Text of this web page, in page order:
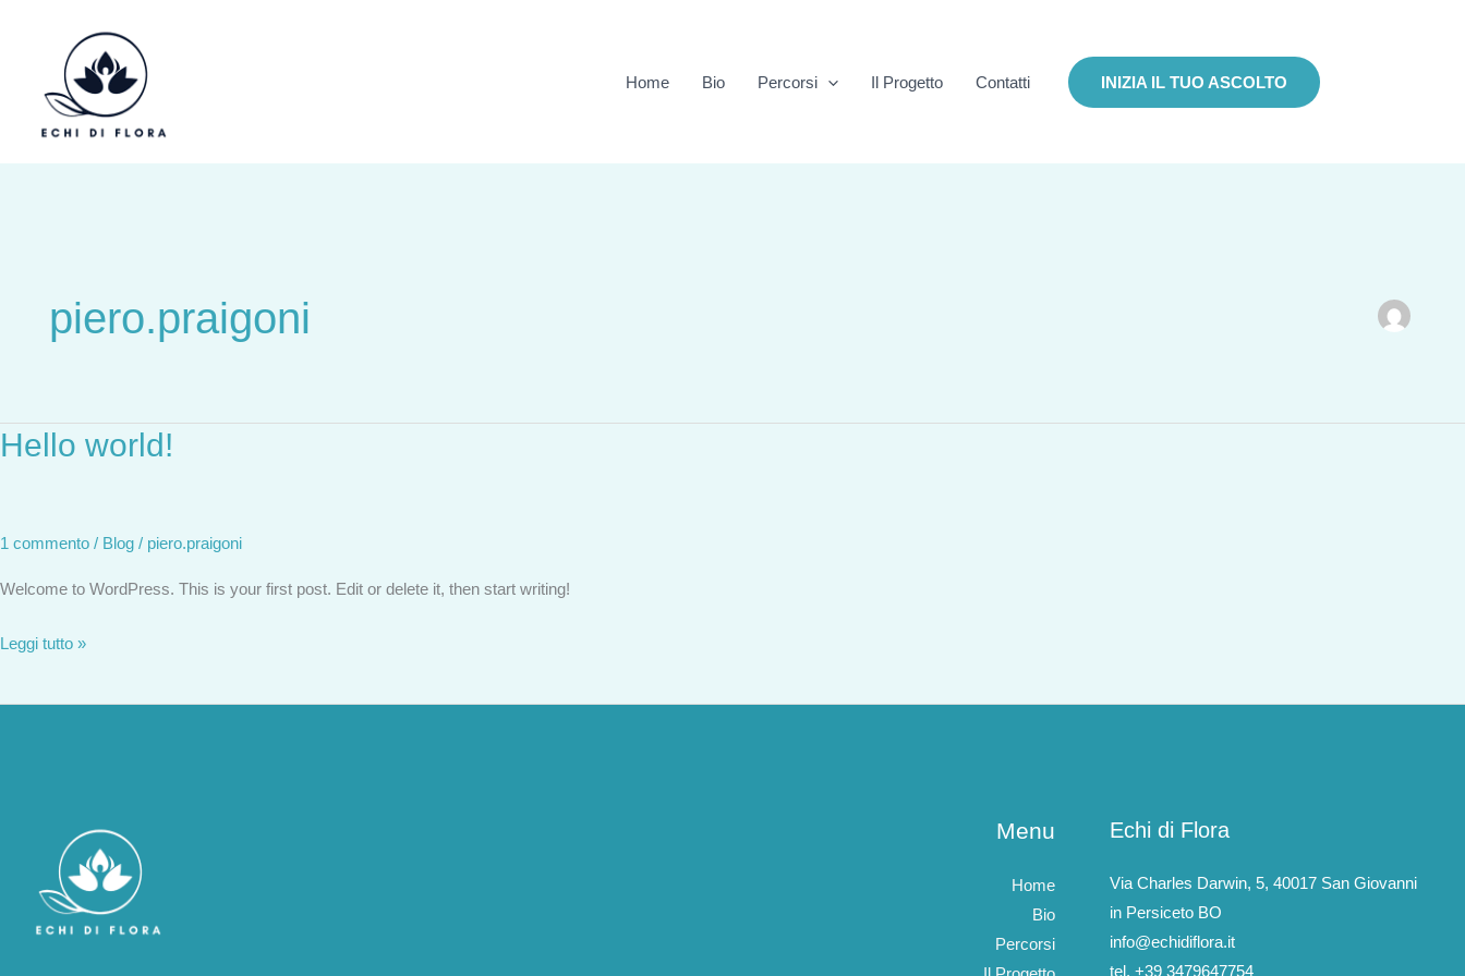
contenuto
Home Bio Percorsi Il Progetto Contatti INIZIA IL TUO ASCOLTO
piero.praigoni
Hello world!
1 commento / Blog / piero.praigoni
Welcome to WordPress. This is your first post. Edit or delete it, then start writing!
Hello
Leggi tutto »
Menu
Home
Bio
Percorsi
Echi di Flora
Via Charles Darwin, 5, 40017 San Giovanni
in Persiceto BO
info@echidiflora.it
tel. +39 3479647754